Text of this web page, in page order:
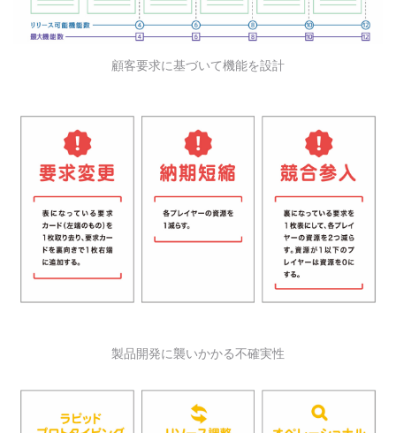
顧客要求に基づいて機能を設計
製品開発に襲いかかる不確実性